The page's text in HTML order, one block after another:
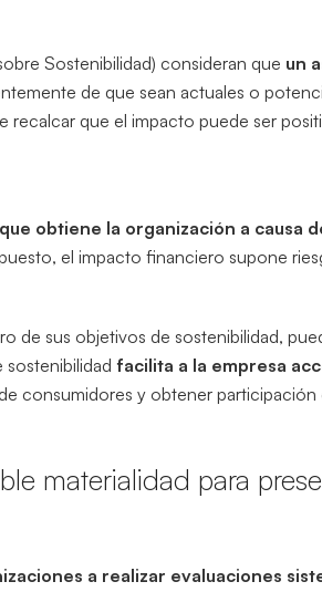
Sostenibilidad) consideran que un
de que sean actuales o
recalcar que el impacto puede ser
obtiene la organización a causa
el impacto financiero supone
de sus objetivos de sostenibilidad,
sostenibilidadfacilita a la empresa
consumidores y obtener
materialidad para
a realizar evaluaciones